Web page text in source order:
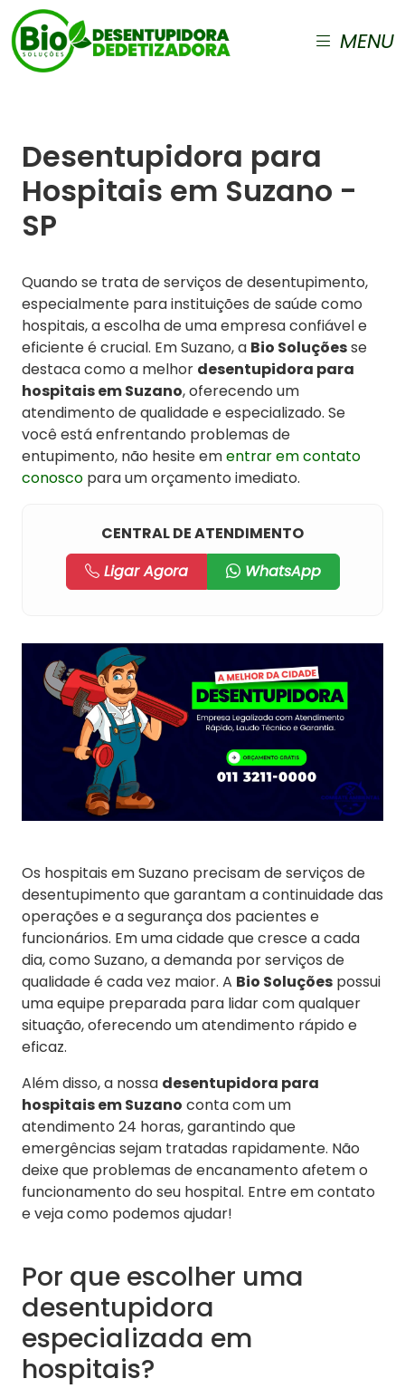
MENU
Desentupidora para
Hospitais em Suzano -
SP
Quando se trata de serviços de desentupimento,
especialmente para instituições de saúde como
hospitais, a escolha de uma empresa confiável e
eficiente é crucial. Em Suzano, a Bio Soluçõesse
destaca como a melhor desentupidora para
hospitais em Suzano, oferecendo um
atendimento de qualidade e especializado. Se
você está enfrentando problemas de
entupimento, não hesite ementrar em contato
conosco para um orçamento imediato.
CENTRAL DE ATENDIMENTO
Ligar Agora
WhatsApp
Os hospitais em Suzano precisam de serviços de
desentupimento que garantam a continuidade das
operações e a segurança dos pacientes e
funcionários. Em uma cidade que cresce a cada
dia, como Suzano, a demanda por serviços de
qualidade é cada vez maior. A Bio Soluções possui
uma equipe preparada para lidar com qualquer
situação, oferecendo um atendimento rápido e
eficaz.
Além disso, a nossa desentupidora para
hospitais em Suzano conta com um
atendimento 24 horas, garantindo que
emergências sejam tratadas rapidamente. Não
deixe que problemas de encanamento afetem o
funcionamento do seu hospital. Entre em contato
e veja como podemos ajudar!
Por que escolher uma
desentupidora
especializada em
hospitais?